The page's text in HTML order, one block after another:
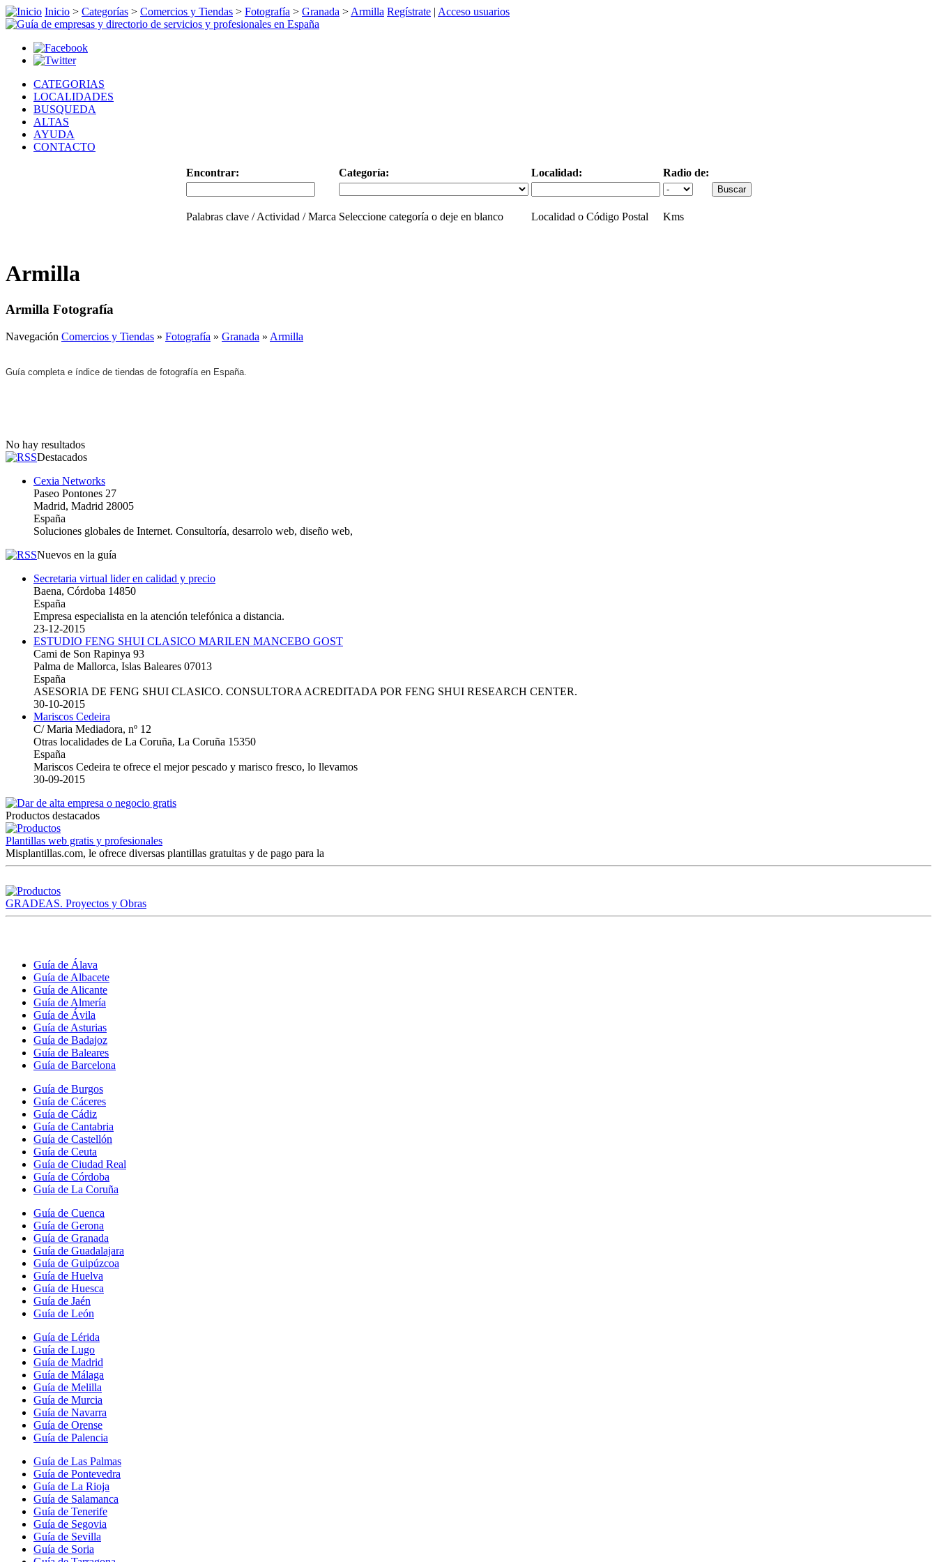
Inicio > Categorías > Comercios y Tiendas > Fotografía > Granada > Armilla Regístrate | Acceso usuarios
CATEGORIAS
LOCALIDADES
BUSQUEDA
ALTAS
AYUDA
CONTACTO
Encontrar: Categoría: Localidad: Radio de:
Palabras clave / Actividad / Marca Seleccione categoría o deje en blanco Localidad o Código Postal Kms
Armilla
Armilla Fotografía
Navegación Comercios y Tiendas » Fotografía » Granada » Armilla
Guía completa e índice de tiendas de fotografía en España.
No hay resultados
Destacados
Cexia Networks
Paseo Pontones 27
Madrid, Madrid 28005
España
Soluciones globales de Internet. Consultoría, desarrolo web, diseño web,
Nuevos en la guía
Secretaria virtual lider en calidad y precio
Baena, Córdoba 14850
España
Empresa especialista en la atención telefónica a distancia.
23-12-2015
ESTUDIO FENG SHUI CLASICO MARILEN MANCEBO GOST
Cami de Son Rapinya 93
Palma de Mallorca, Islas Baleares 07013
España
ASESORIA DE FENG SHUI CLASICO. CONSULTORA ACREDITADA POR FENG SHUI RESEARCH CENTER.
30-10-2015
Mariscos Cedeira
C/ Maria Mediadora, nº 12
Otras localidades de La Coruña, La Coruña 15350
España
Mariscos Cedeira te ofrece el mejor pescado y marisco fresco, lo llevamos
30-09-2015
Productos destacados
Plantillas web gratis y profesionales
Misplantillas.com, le ofrece diversas plantillas gratuitas y de pago para la
GRADEAS. Proyectos y Obras
Guía de Álava
Guía de Albacete
Guía de Alicante
Guía de Almería
Guía de Ávila
Guía de Asturias
Guía de Badajoz
Guía de Baleares
Guía de Barcelona
Guía de Burgos
Guía de Cáceres
Guía de Cádiz
Guía de Cantabria
Guía de Castellón
Guía de Ceuta
Guía de Ciudad Real
Guía de Córdoba
Guía de La Coruña
Guía de Cuenca
Guía de Gerona
Guía de Granada
Guía de Guadalajara
Guía de Guipúzcoa
Guía de Huelva
Guía de Huesca
Guía de Jaén
Guía de León
Guía de Lérida
Guía de Lugo
Guía de Madrid
Guía de Málaga
Guía de Melilla
Guía de Murcia
Guía de Navarra
Guía de Orense
Guía de Palencia
Guía de Las Palmas
Guía de Pontevedra
Guía de La Rioja
Guía de Salamanca
Guía de Tenerife
Guía de Segovia
Guía de Sevilla
Guía de Soria